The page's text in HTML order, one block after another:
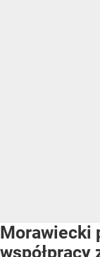
Morawiecki
współpracy